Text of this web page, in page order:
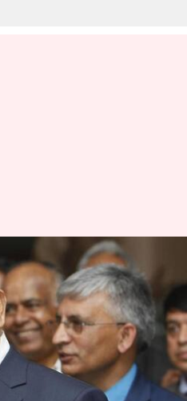
भारतीय
करने की योजना
03:45 pm